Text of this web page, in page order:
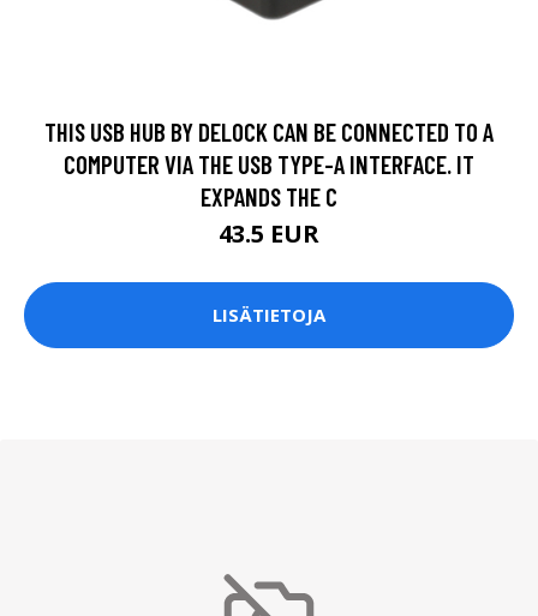
THIS USB HUB BY DELOCK CAN BE CONNECTED TO A
COMPUTER VIA THE USB TYPE-A INTERFACE. IT
EXPANDS THE C
43.5 EUR
LISÄTIETOJA